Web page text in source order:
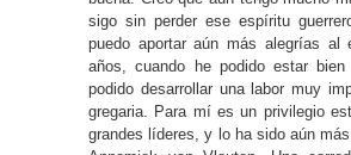
sigo sin perder ese espíritu
puedo aportar aún más alegrías al
años, cuando he podido estar
podido desarrollar una labor muy
gregaria. Para mí es un privilegio
grandes líderes, y lo ha sido aún